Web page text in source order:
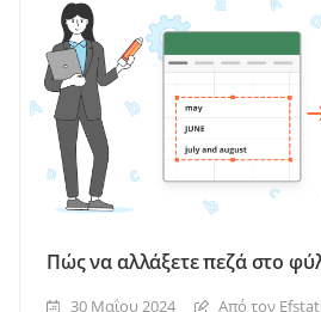
Πώς να αλλάξετε πεζά στο
30 Μαΐου 2024 Από τον